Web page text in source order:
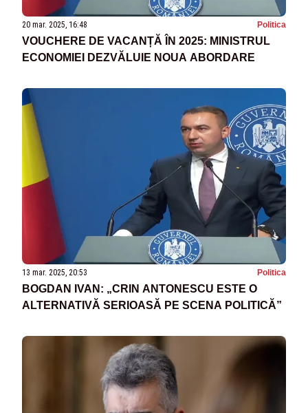
20 mar. 2025, 16:48 Politica
VOUCHERE DE VACANȚĂ ÎN 2025: MINISTRUL
ECONOMIEI DEZVĂLUIE NOUA ABORDARE
13 mar. 2025, 20:53 Politica
BOGDAN IVAN: „CRIN ANTONESCU ESTE O
ALTERNATIVĂ SERIOASĂ PE SCENA POLITICĂ”